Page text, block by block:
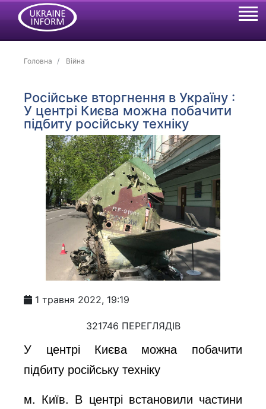
Головна Війна
Російське вторгнення в Україну :
У центрі Києва можна побачити
підбиту російську техніку
1 травня 2022, 19:19
321746 ПЕРЕГЛЯДІВ
У центрі Києва можна побачити
підбиту російську техніку
м. Київ. В центрі встановили частини